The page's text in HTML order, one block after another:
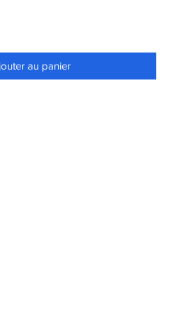
au panier